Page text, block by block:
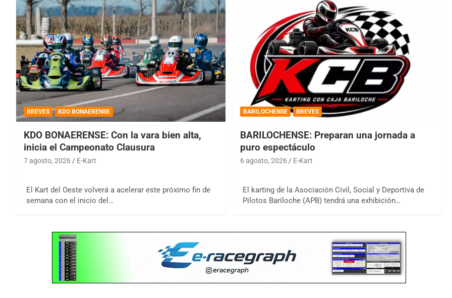
BREVES KDO BONAERENSE
KDO BONAERENSE: Con la vara bien alta,
inicia el Campeonato Clausura
7 agosto, 2026 E-Kart
El Kart del Oeste volverá a acelerar este próximo fin de
semana con el inicio del…
BARILOCHENSE BREVES
BARILOCHENSE: Preparan una jornada a
puro espectáculo
6 agosto, 2026 E-Kart
El karting de la Asociación Civil, Social y Deportiva de
Pilotos Bariloche (APB) tendrá una exhibición…